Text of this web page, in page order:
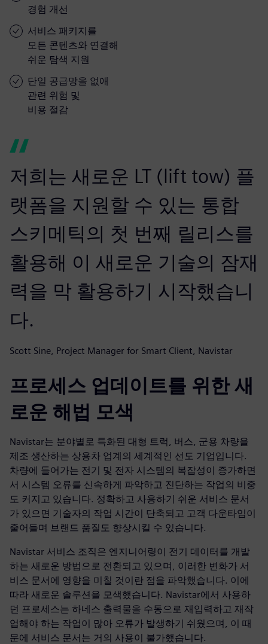
경험 개선
서비스 패키지를
모든 콘텐츠와 연결해
쉬운 탐색 지원
단일 공급망을 없애
관련 위험 및
비용 절감
저희는 새로운 LT (lift tow) 플
랫폼을 지원할 수 있는 통합
스키메틱의 첫 번째 릴리스를
활용해 이 새로운 기술의 잠재
력을 막 활용하기 시작했습니
다.
Scott Sine, Project Manager for Smart Client, Navistar
프로세스 업데이트를 위한 새
로운 해법 모색
Navistar는 분야별로 특화된 대형 트럭, 버스, 군용 차량을
제조 생산하는 상용차 업계의 세계적인 선도 기업입니다.
차량에 들어가는 전기 및 전자 시스템의 복잡성이 증가하면
서 시스템 오류를 신속하게 파악하고 진단하는 작업의 비중
도 커지고 있습니다. 정확하고 사용하기 쉬운 서비스 문서
가 있으면 기술자의 작업 시간이 단축되고 고객 다운타임이
줄어들며 브랜드 품질도 향상시킬 수 있습니다.
Navistar 서비스 조직은 엔지니어링이 전기 데이터를 개발
하는 새로운 방법으로 전환되고 있으며, 이러한 변화가 서
비스 문서에 영향을 미칠 것이란 점을 파악했습니다. 이에
따라 새로운 솔루션을 모색했습니다. Navistar에서 사용하
던 프로세스는 하네스 출력물을 수동으로 재입력하고 재작
업해야 하는 작업이 많아 오류가 발생하기 쉬웠으며, 이 때
문에 서비스 문서는 거의 사용이 불가했습니다.